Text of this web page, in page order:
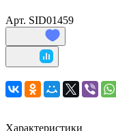
Арт. SID01459
Характеристики